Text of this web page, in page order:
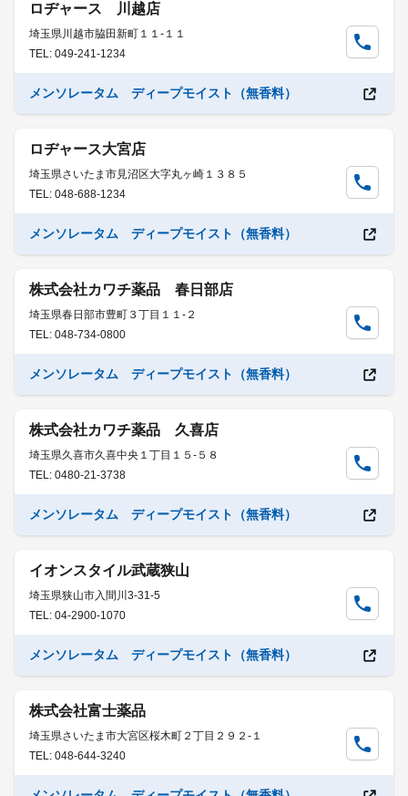
ロヂャース 川越店
埼玉県川越市脇田新町１１-１１
TEL: 049-241-1234
メンソレータム ディープモイスト（無香料）
ロヂャース大宮店
埼玉県さいたま市見沼区大字丸ヶ崎１３８５
TEL: 048-688-1234
メンソレータム ディープモイスト（無香料）
株式会社カワチ薬品 春日部店
埼玉県春日部市豊町３丁目１１-２
TEL: 048-734-0800
メンソレータム ディープモイスト（無香料）
株式会社カワチ薬品 久喜店
埼玉県久喜市久喜中央１丁目１５-５８
TEL: 0480-21-3738
メンソレータム ディープモイスト（無香料）
イオンスタイル武蔵狭山
埼玉県狭山市入間川3-31-5
TEL: 04-2900-1070
メンソレータム ディープモイスト（無香料）
株式会社富士薬品
埼玉県さいたま市大宮区桜木町２丁目２９２-１
TEL: 048-644-3240